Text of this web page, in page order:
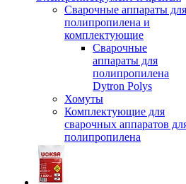
Сварочные аппараты для
полипропилена и
комплектующие
Сварочные
аппараты для
полипропилена
Dytron Polys
Хомуты
Комплектующие для
сварочных аппаратов
полипропилена